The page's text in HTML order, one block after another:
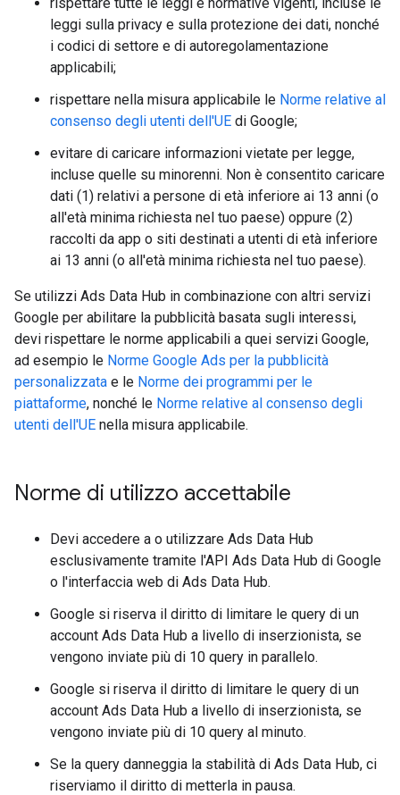
leggi sulla privacy e sulla protezione dei dati, nonché
i codici di settore e di autoregolamentazione
applicabili;
rispettare nella misura applicabile le Norme relative al
consenso degli utenti dell'UE di Google;
evitare di caricare informazioni vietate per legge,
incluse quelle su minorenni. Non è consentito caricare
dati (1) relativi a persone di età inferiore ai 13 anni (o
all'età minima richiesta nel tuo paese) oppure (2)
raccolti da app o siti destinati a utenti di età inferiore
ai 13 anni (o all'età minima richiesta nel tuo paese).
Se utilizzi Ads Data Hub in combinazione con altri servizi
Google per abilitare la pubblicità basata sugli interessi,
devi rispettare le norme applicabili a quei servizi Google,
ad esempio le Norme Google Ads per la pubblicità
personalizzata e le Norme dei programmi per le
piattaforme, nonché le Norme relative al consenso degli
utenti dell'UE nella misura applicabile.
Norme di utilizzo accettabile
Devi accedere a o utilizzare Ads Data Hub
esclusivamente tramite l'API Ads Data Hub di Google
o l'interfaccia web di Ads Data Hub.
Google si riserva il diritto di limitare le query di un
account Ads Data Hub a livello di inserzionista, se
vengono inviate più di 10 query in parallelo.
Google si riserva il diritto di limitare le query di un
account Ads Data Hub a livello di inserzionista, se
vengono inviate più di 10 query al minuto.
Se la query danneggia la stabilità di Ads Data Hub, ci
riserviamo il diritto di metterla in pausa.